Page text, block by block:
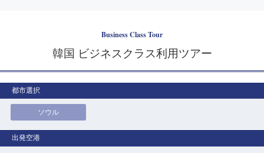
Business Class Tour
韓国 ビジネスクラス利用ツアー
都市選択
ソウル